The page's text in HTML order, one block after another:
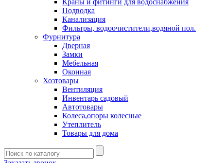
Краны и фитинги для водоснабжения
Подводка
Канализация
Фильтры, водоочистители,водяной пол.
Фурнитура
Дверная
Замки
Мебельная
Оконная
Хозтовары
Вентиляция
Инвентарь садовый
Автотовары
Колеса,опоры колесные
Утеплитель
Товары для дома